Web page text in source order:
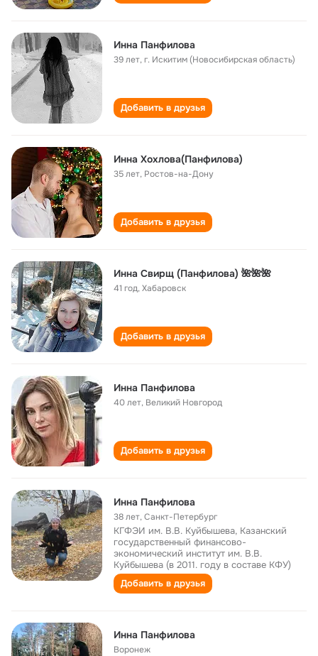
Инна Панфилова
39 лет,г. Искитим (Новосибирская область)
Добавить в друзья
Инна Хохлова(Панфилова)
35 лет, Ростов-на-Дону
Добавить в друзья
Инна Свирщ (Панфилова) 🌺🌺🌺
41 год,Хабаровск
Добавить в друзья
Инна Панфилова
40 лет, Великий Новгород
Добавить в друзья
Инна Панфилова
38 лет,Санкт-Петербург
КГФЭИ им. В.В. Куйбышева, Казанский
государственный финансово-
экономический институт им. В.В.
Куйбышева (в 2011. году в составе КФУ)
Добавить в друзья
Инна Панфилова
Воронеж